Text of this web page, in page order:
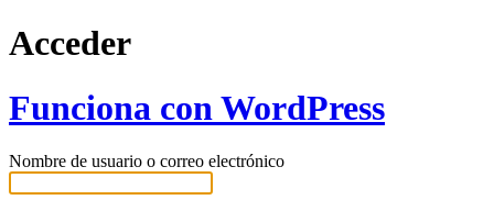
Acceder
Funciona con WordPress
Nombre de usuario o correo electrónico